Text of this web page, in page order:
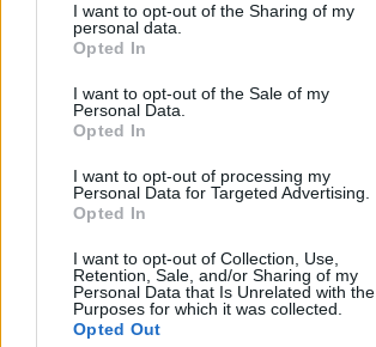
I want to opt-out of the Sharing of my
personal data.
Opted In
I want to opt-out of the Sale of my
Personal Data.
Opted In
I want to opt-out of processing my
Personal Data for Targeted Advertising.
Opted In
I want to opt-out of Collection, Use,
Retention, Sale, and/or Sharing of my
Personal Data that Is Unrelated with the
Purposes for which it was collected.
Opted Out
GCMVR
Artigo anterior
O triângulo da formação